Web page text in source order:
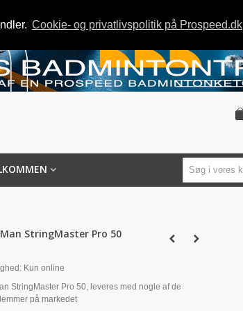
Cookie- og privatlivspolitik på Prospeed.dk
StringMaster Pro 50
Kun online
StringMaster Pro 50, leveres med nogle af de
på markedet